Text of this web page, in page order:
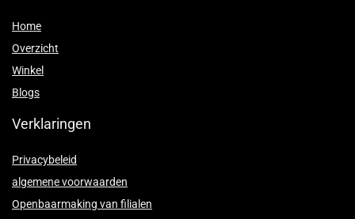
Home
Overzicht
Winkel
Blogs
Verklaringen
Privacybeleid
algemene voorwaarden
Openbaarmaking van filialen